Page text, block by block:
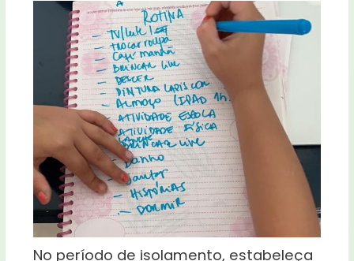
No período de isolamento, estabeleça